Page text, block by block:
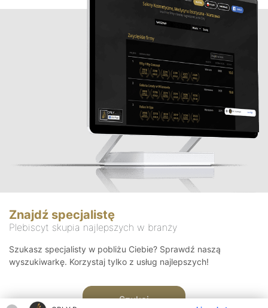
Znajdź specjalistę
Plebiscyt skupia najlepszych w branży
Szukasz specjalisty w pobliżu Ciebie? Sprawdź naszą
wyszukiwarkę. Korzystaj tylko z usług najlepszych!
Szukaj